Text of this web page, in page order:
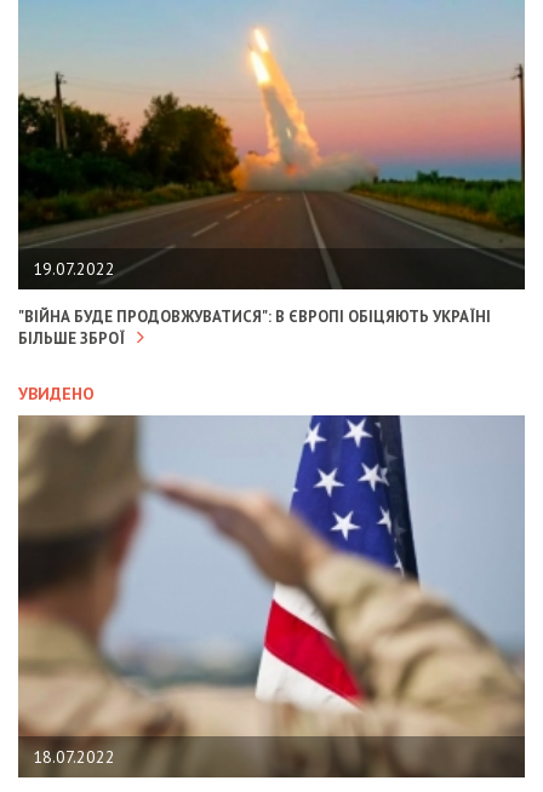
19.07.2022
"ВІЙНА БУДЕ ПРОДОВЖУВАТИСЯ": В ЄВРОПІ ОБІЦЯЮТЬ УКРАЇНІ
БІЛЬШЕ ЗБРОЇ
УВИДЕНО
18.07.2022